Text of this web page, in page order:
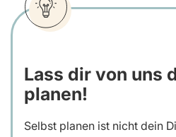
Lass dir von uns
planen!
Selbst planen ist nicht dein